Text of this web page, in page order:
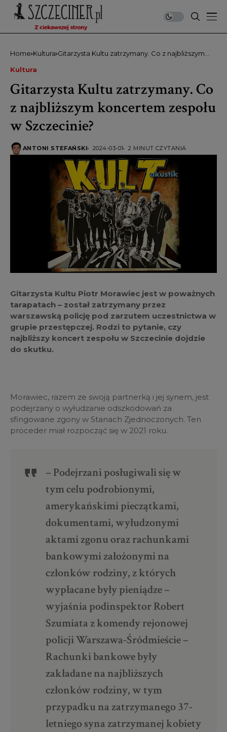
Home Kultura Gitarzysta Kultu zatrzymany. Co z najbliższym
Kultura
Gitarzysta Kultu zatrzymany. Co
z najbliższym koncertem zespołu
w Szczecinie?
ANTONI STEFAŃSKI 2024-03-01 2 MINUT CZYTANIA
Gitarzysta Kultu Piotr Morawiec jest w poważnych
tarapatach – został zatrzymany przez
warszawską policję pod zarzutem uczestnictwa w
grupie przestępczej. Rodzi to pytanie, czy
najbliższy koncert zespołu w Szczecinie dojdzie
do skutku.
Morawiec, razem ze swoją partnerką i jej synem, jest
podejrzany o wyłudzanie odszkodowań za
sfingowane zgony w Stanach Zjednoczonych. Ten
proceder miał rozpocząć się w 2021 roku.
– Podejrzani posługiwali się w
tym celu podrobionymi,
amerykańskimi pieczątkami,
dokumentami, wyłudzonymi
aktami zgonu oraz rachunkami
bankowymi założonymi na
członków rodziny, z których
wypłacane były pieniądze –
wyjaśnia podinspektor Robert
Szumiata z komendy rejonowej
policji Warszawa-Śródmieście –
Rachunki bankowe były
zakładane na najbliższych
członków rodziny, w tym
przypadku na zatrzymanego 37-
letniego syna zatrzymanej kobiety